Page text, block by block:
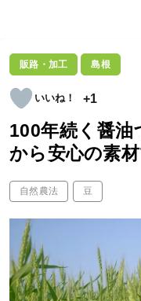
販路・加工 島根
+1
100年続く醤
から安心の素
自然農法 豆